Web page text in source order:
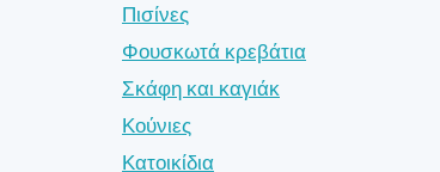
Πισίνες
Φουσκωτά κρεβάτια
Σκάφη και καγιάκ
Κούνιες
Κατοικίδια